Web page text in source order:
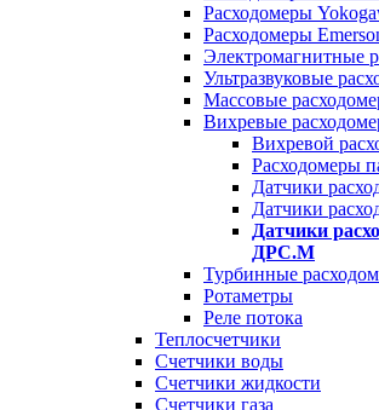
Расходомеры
Расходомеры
Электромагнитные
Ультразвуковые
Массовые
Вихревые
Вихревой
Расходомеры
Датчики
Датчики
Датчики
ДРС.М
Турбинные
Ротаметры
Реле потока
Теплосчетчики
Счетчики воды
Счетчики жидкости
Счетчики газа